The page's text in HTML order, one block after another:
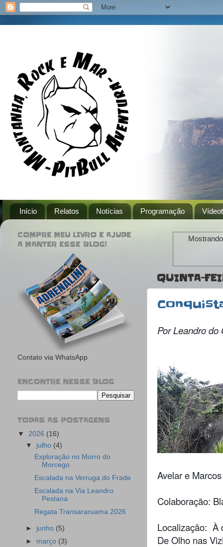
Início Relatos Notícias Programação
QUINTA-
Por Leandro do
Avelar e
Colaboração:
Localização: À
De Olho nas
COMPRE MEU LIVRO E AJUDE
A MANTER ESSE BLOG!
Contato via WhatsApp
ENCONTRE NESSE BLOG
TODAS AS POSTAGENS
▼ 2026 (16)
▼ julho (4)
Exploração no Morro do
Morcego
Escalada na Verruga do Frade
Escalada na Via Leandro
Pestana
Regata Transararuama 2026
► junho (5)
► março (3)